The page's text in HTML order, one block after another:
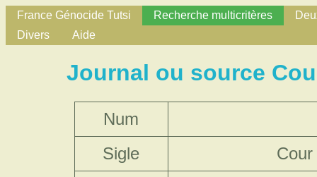
France Génocide Tutsi Recherche multicritères
Divers
Aide
Journal ou source
Num
Sigle